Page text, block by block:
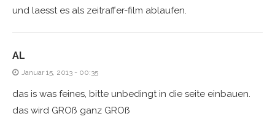
und laesst es als zeitraffer-film ablaufen.
AL
Januar 15, 2013 - 00:35
das is was feines, bitte unbedingt in die seite einbauen.
das wird GROß ganz GROß